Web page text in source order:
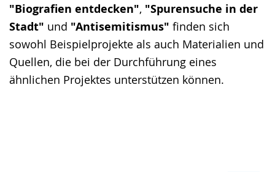
"Biografien entdecken", "Spurensuche in der
Stadt" und "Antisemitismus" finden sich
sowohl Beispielprojekte als auch Materialien und
Quellen, die bei der Durchführung eines
ähnlichen Projektes unterstützen können.